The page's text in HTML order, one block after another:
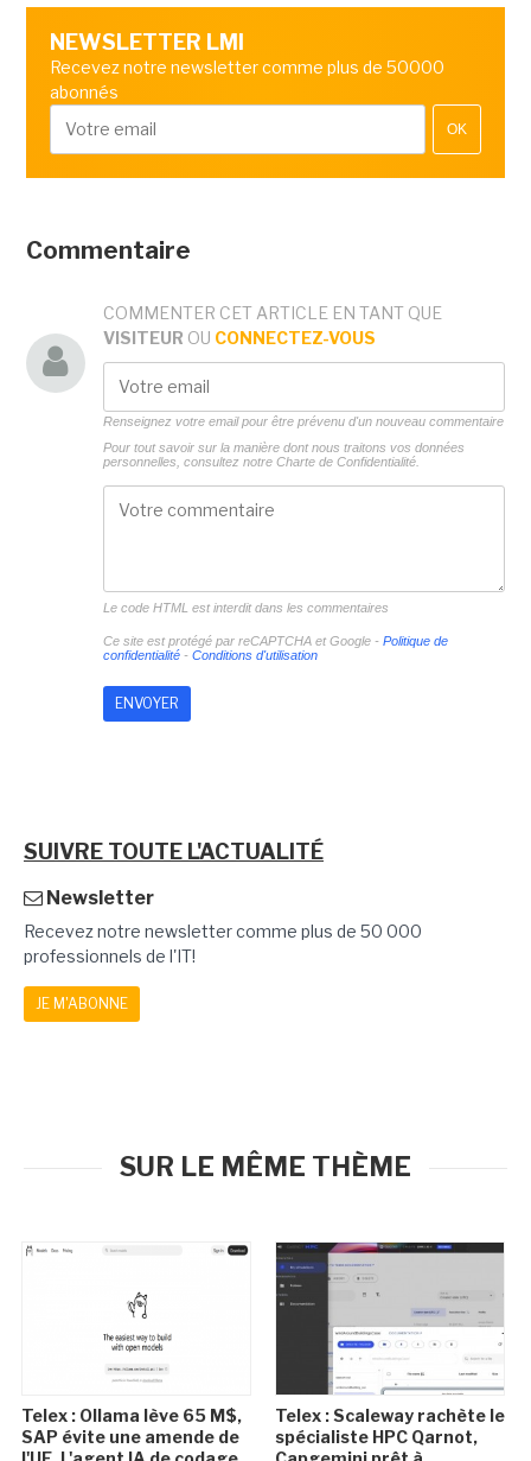
NEWSLETTER LMI
Recevez notre newsletter comme plus de 50000
abonnés
OK
Commentaire
COMMENTER CET ARTICLE EN TANT QUE
VISITEUR OU CONNECTEZ-VOUS
Renseignez votre email pour être prévenu d'un nouveau commentaire
Pour tout savoir sur la manière dont nous traitons vos données
personnelles, consultez notre Charte de Confidentialité.
Le code HTML est interdit dans les commentaires
Ce site est protégé par reCAPTCHA et Google - Politique de
confidentialité- Conditions d'utilisation
SUIVRE TOUTE L'ACTUALITÉ
Newsletter
Recevez notre newsletter comme plus de 50 000
professionnels de l'IT!
JE M'ABONNE
SUR LE MÊME THÈME
Telex : Ollama lève 65 M$,
SAP évite une amende de
Telex : Scaleway rachète le
spécialiste HPC Qarnot,